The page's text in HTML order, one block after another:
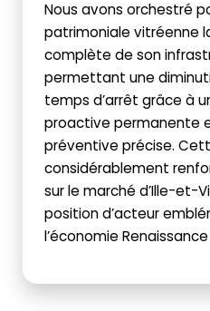
Nous avons orchestré
patrimoniale vitréenne
complète de son
permettant une
temps d’arrêt grâce à
proactive permanente
préventive précise.
considérablement
sur le marché d’Ille-et-
position d’acteur
l’économie